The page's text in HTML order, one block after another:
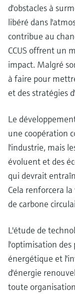
d'obstacles à
libéré dans
contribue au
CCUS offrent un
impact. Malgré
à faire pour
et des stratégies
Le
une coopération
l'industrie, mais
évoluent et des
qui devrait
Cela renforcera
de carbone
L'étude de
l'optimisation des
énergétique et
d'énergie
toute